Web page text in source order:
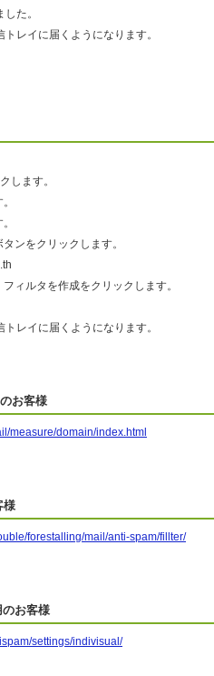
た。
レイに届くようになります。
します。
ンをクリックします。
ィルタを作成をクリックします。
レイに届くようになります。
お客様
measure/domain/index.html
様
forestalling/mail/anti-spam/fillter/
お客様
settings/indivisual/